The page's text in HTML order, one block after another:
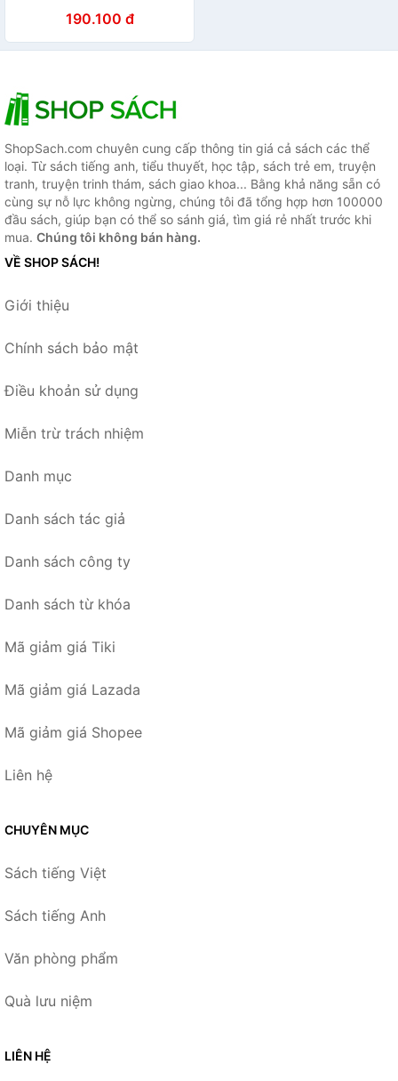
190.100 đ
ShopSach.com chuyên cung cấp thông tin giá cả sách các thể
loại. Từ sách tiếng anh, tiểu thuyết, học tập, sách trẻ em, truyện
tranh, truyện trinh thám, sách giao khoa... Bằng khả năng sẵn có
cùng sự nỗ lực không ngừng, chúng tôi đã tổng hợp hơn 100000
đầu sách, giúp bạn có thể so sánh giá, tìm giá rẻ nhất trước khi
mua. Chúng tôi không bán hàng.
VỀ SHOP SÁCH!
Giới thiệu
Chính sách bảo mật
Điều khoản sử dụng
Miễn trừ trách nhiệm
Danh mục
Danh sách tác giả
Danh sách công ty
Danh sách từ khóa
Mã giảm giá Tiki
Mã giảm giá Lazada
Mã giảm giá Shopee
Liên hệ
CHUYÊN MỤC
Sách tiếng Việt
Sách tiếng Anh
Văn phòng phẩm
Quà lưu niệm
LIÊN HỆ